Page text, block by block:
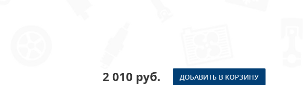
2 010 руб. ДОБАВИТЬ В КОРЗИНУ